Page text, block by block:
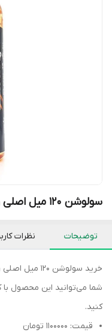
سولوشن 120 میل اصلی رقیق کننده رنگ تاتو
توضیحات نظرات
خرید سولوشن 120 میل اصلی رقیق کننده رنگ تاتو
شما می‌توانید این محصول
کنید.
قیمت: 1100000 تومان